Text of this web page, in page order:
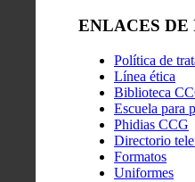
ENLACES DE
Política de
Línea ética
Biblioteca
Escuela para
Phidias CCG
Directorio
Formatos
Uniformes